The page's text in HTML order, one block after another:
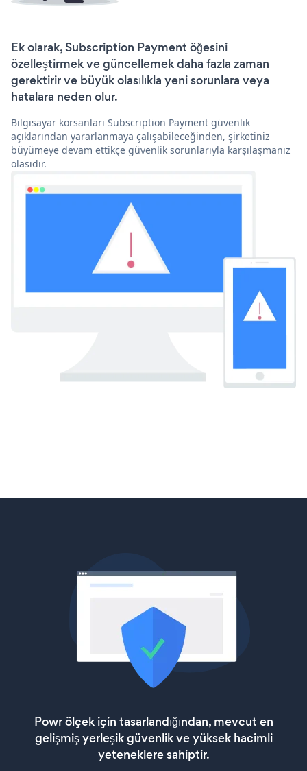
Ek olarak, Subscription Payment öğesini
özelleştirmek ve güncellemek daha fazla zaman
gerektirir ve büyük olasılıkla yeni sorunlara veya
hatalara neden olur.
Bilgisayar korsanları Subscription Payment güvenlik
açıklarından yararlanmaya çalışabileceğinden, şirketiniz
büyümeye devam ettikçe güvenlik sorunlarıyla karşılaşmanız
olasıdır.
Powr ölçek için tasarlandığından, mevcut en
gelişmiş yerleşik güvenlik ve yüksek hacimli
yeteneklere sahiptir.